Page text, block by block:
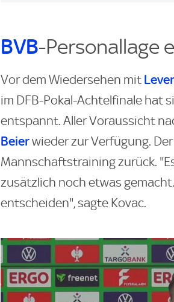
BVB-Personallage
Vor dem Wiedersehen mit
im DFB-Pokal-Achtelfinale hat
entspannt. Aller Voraussicht
Beierwieder zur Verfügung.
Mannschaftstraining zurück.
zusätzlich noch etwas
entscheiden", sagte Kovac.